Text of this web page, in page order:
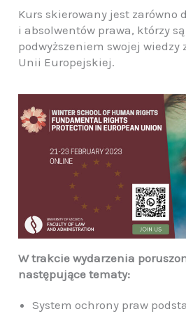
Kurs skierowany jest zarówno
i absolwentów prawa, którzy
podwyższeniem swojej wiedzy
Unii Europejskiej.
W trakcie wydarzenia
następujące tematy:
System ochrony praw